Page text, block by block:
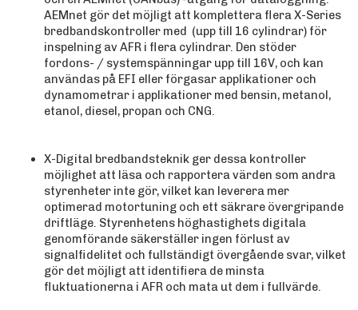
AEMnet gör det möjligt att komplettera flera X-Series
bredbandskontroller med (upp till 16 cylindrar) för
inspelning av AFR i flera cylindrar. Den stöder
fordons- / systemspänningar upp till 16V, och kan
användas på EFI eller förgasar applikationer och
dynamometrar i applikationer med bensin, metanol,
etanol, diesel, propan och CNG.
X-Digital bredbandsteknik ger dessa kontroller
möjlighet att läsa och rapportera värden som andra
styrenheter inte gör, vilket kan leverera mer
optimerad motortuning och ett säkrare övergripande
driftläge. Styrenhetens höghastighets digitala
genomförande säkerställer ingen förlust av
signalfidelitet och fullständigt övergående svar, vilket
gör det möjligt att identifiera de minsta
fluktuationerna i AFR och mata ut dem i fullvärde.